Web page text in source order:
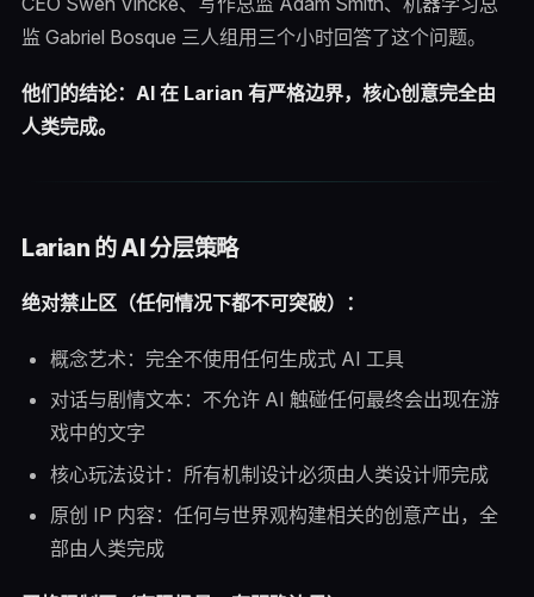
监 Gabriel Bosque 三人组用三个小时回答了这个问题。
他们的结论：AI 在 Larian 有严格边界，核心创意完全由
人类完成。
Larian 的 AI 分层策略
绝对禁止区（任何情况下都不可突破）：
概念艺术：完全不使用任何生成式 AI 工具
对话与剧情文本：不允许 AI 触碰任何最终会出现在游
戏中的文字
核心玩法设计：所有机制设计必须由人类设计师完成
原创 IP 内容：任何与世界观构建相关的创意产出，全
部由人类完成